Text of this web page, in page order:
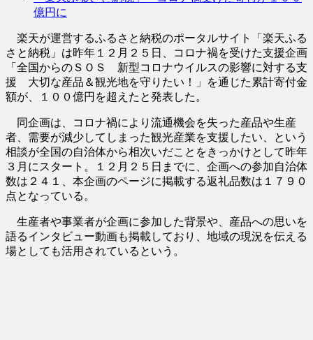
億円に
楽天が運営するふるさと納税のポータルサイト「楽天ふる
さと納税」は昨年１２月２５日、コロナ禍を受けた支援企画
「全国からのＳＯＳ 新型コロナウイルスの影響に対する支
援 大切な産品＆観光地を守りたい！」を通じた累計寄付金
額が、１００億円を超えたと発表した。
同企画は、コロナ禍により流通機会を失った産品や生産
者、需要が減少してしまった観光産業を支援したい、という
相談が全国の自治体から相次いだことをきっかけとして昨年
３月にスタート。１２月２５日までに、企画への参加自治体
数は２４１、本企画のページに掲載する返礼品数は１７９０
点となっている。
生産者や事業者が企画に参加した背景や、産品への思いを
語るインタビュー動画も掲載しており、地域の現況を伝える
場としても活用されているという。